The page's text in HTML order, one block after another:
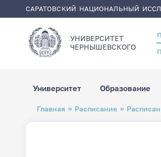
САРАТОВСКИЙ НАЦИОНАЛЬНЫЙ
УНИВЕРСИТЕТ
ЧЕРНЫШЕВСКОГO
Университет Образование
Строка
навигации
Главная Расписание